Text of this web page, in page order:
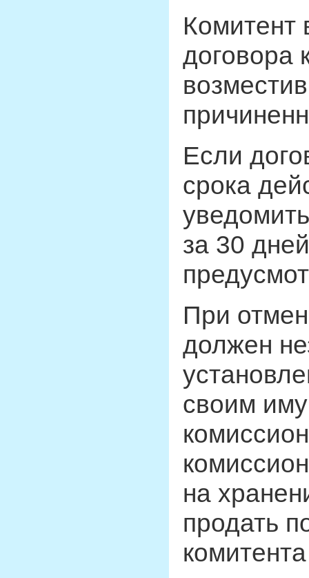
Комитент
договора
Если
срока
за 30
При
должен
своим
на
продать